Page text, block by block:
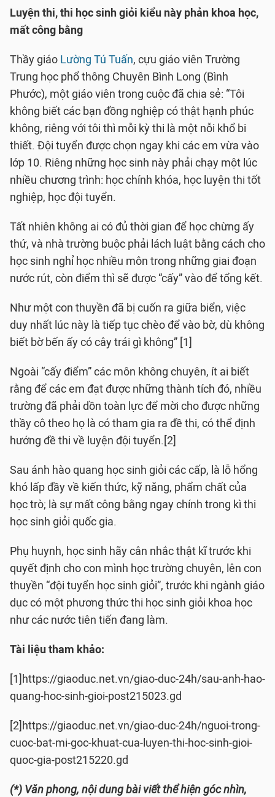
Luyện thi, thi học sinh giỏi kiểu này phản khoa học,
mất công bằng
Thầy giáo Lường Tú Tuấn, cựu giáo viên Trường
Trung học phổ thông Chuyên Bình Long (Bình
Phước), một giáo viên trong cuộc đã chia sẻ: “Tôi
không biết các bạn đồng nghiệp có thật hạnh phúc
không, riêng với tôi thì mỗi kỳ thi là một nỗi khổ bi
thiết. Đội tuyển được chọn ngay khi các em vừa vào
lớp 10. Riêng những học sinh này phải chạy một lúc
nhiều chương trình: học chính khóa, học luyện thi tốt
nghiệp, học đội tuyển.
Tất nhiên không ai có đủ thời gian để học chừng ấy
thứ, và nhà trường buộc phải lách luật bằng cách cho
học sinh nghỉ học nhiều môn trong những giai đoạn
nước rút, còn điểm thì sẽ được “cấy” vào để tổng kết.
Như một con thuyền đã bị cuốn ra giữa biển, việc
duy nhất lúc này là tiếp tục chèo để vào bờ, dù không
biết bờ bến ấy có cây trái gì không” [1]
Ngoài “cấy điểm” các môn không chuyên, ít ai biết
rằng để các em đạt được những thành tích đó, nhiều
trường đã phải dồn toàn lực để mời cho được những
thầy cô theo họ là có tham gia ra đề thi, có thể định
hướng đề thi về luyện đội tuyển.[2]
Sau ánh hào quang học sinh giỏi các cấp, là lỗ hổng
khó lấp đầy về kiến thức, kỹ năng, phẩm chất của
học trò; là sự mất công bằng ngay chính trong kì thi
học sinh giỏi quốc gia.
Phụ huynh, học sinh hãy cân nhắc thật kĩ trước khi
quyết định cho con mình học trường chuyên, lên con
thuyền “đội tuyển học sinh giỏi”, trước khi ngành giáo
dục có một phương thức thi học sinh giỏi khoa học
như các nước tiên tiến đang làm.
Tài liệu tham khảo:
[1]https://giaoduc.net.vn/giao-duc-24h/sau-anh-hao-
quang-hoc-sinh-gioi-post215023.gd
[2]https://giaoduc.net.vn/giao-duc-24h/nguoi-trong-
cuoc-bat-mi-goc-khuat-cua-luyen-thi-hoc-sinh-gioi-
quoc-gia-post215220.gd
(*) Văn phong, nội dung bài viết thể hiện góc nhìn,